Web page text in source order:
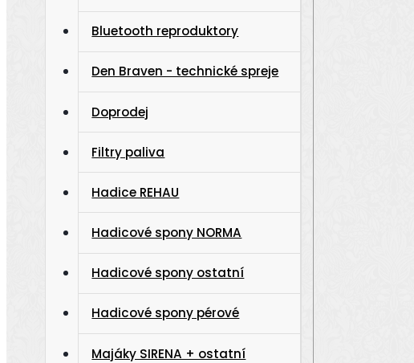
Bluetooth reproduktory
Den Braven - technické spreje
Doprodej
Filtry paliva
Hadice REHAU
Hadicové spony NORMA
Hadicové spony ostatní
Hadicové spony pérové
Majáky SIRENA + ostatní